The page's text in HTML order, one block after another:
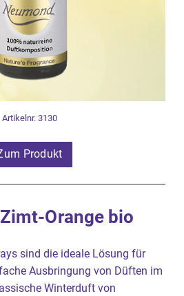
Artikelnr. 3130
Produkt
Orange bio
sind die ideale Lösung für
Ausbringung von Düften im
Winterduft von